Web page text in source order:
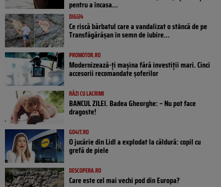
pentru a încasa...
DIGI24
Ce riscă bărbatul care a vandalizat o stâncă de pe
Transfăgărășan în semn de iubire...
PROMOTOR.RO
Modernizează-ți mașina fără investiții mari. Cinci
accesorii recomandate șoferilor
RÂZI CU LACRIMI
BANCUL ZILEI. Badea Gheorghe: – Nu pot face
dragoste!
GO4IT.RO
O jucărie din Lidl a explodat la căldură: copil cu
grefă de piele
DESCOPERA.RO
Care este cel mai vechi pod din Europa?